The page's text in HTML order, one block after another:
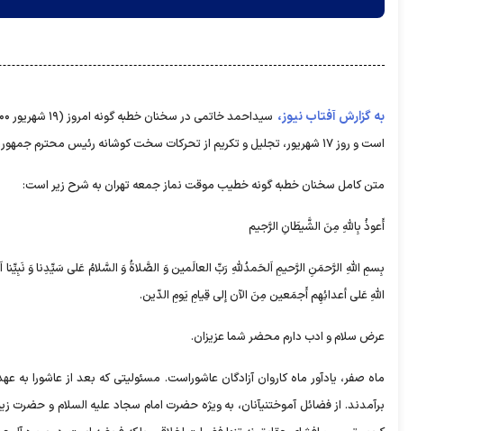
به گزارش آفتاب نیوز،
است و روز ۱۷ شهریور، تجلیل و تکریم از تحرکات سخت کوشانه رئیس محترم جمهور، تحرکات جدید در قوه قضائیه، تحولات افغانستان و ... پرداخت.
متن کامل سخنان خطبه گونه خطیب موقت نماز جمعه تهران به شرح زیر است:
أَعوذُ بِاللَّهِ مِنَ الشَّیطَانِ الرَّجیم
بِسمِ اللهِ الرَّحمَنِ الرَّحیمِ اَلحَمدُللهِ رَبِّ العالَمین وَ الصَّلاةُ وَ السَّلامُ عَلی سَیِّدِنا وَ
اللهِ عَلی أعدائِهِم أَجمَعین مِنَ الآن إلی قِیامِ یَومِ الدّین.
عرض سلام و ادب دارم محضر شما عزیزان.
ماه صفر، یادآور ماه کاروان آزادگان عاشوراست. مسئولیتی که بعد از عاشورا
برآمدند. از فضائل آموختنیآنان، به ویژه حضرت امام سجاد علیه السلام و حضرت